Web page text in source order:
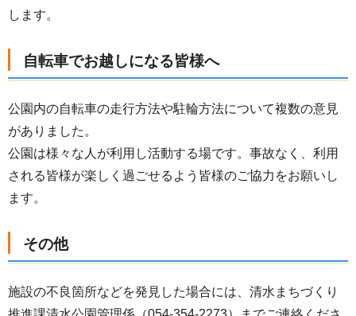
します。
自転車でお越しになる皆様へ
公園内の自転車の走行方法や駐輪方法について複数の意見
がありました。
公園は様々な人が利用し活動する場です。事故なく、利用
される皆様が楽しく過ごせるよう皆様のご協力をお願いし
ます。
その他
施設の不良箇所などを発見した場合には、清水まちづくり